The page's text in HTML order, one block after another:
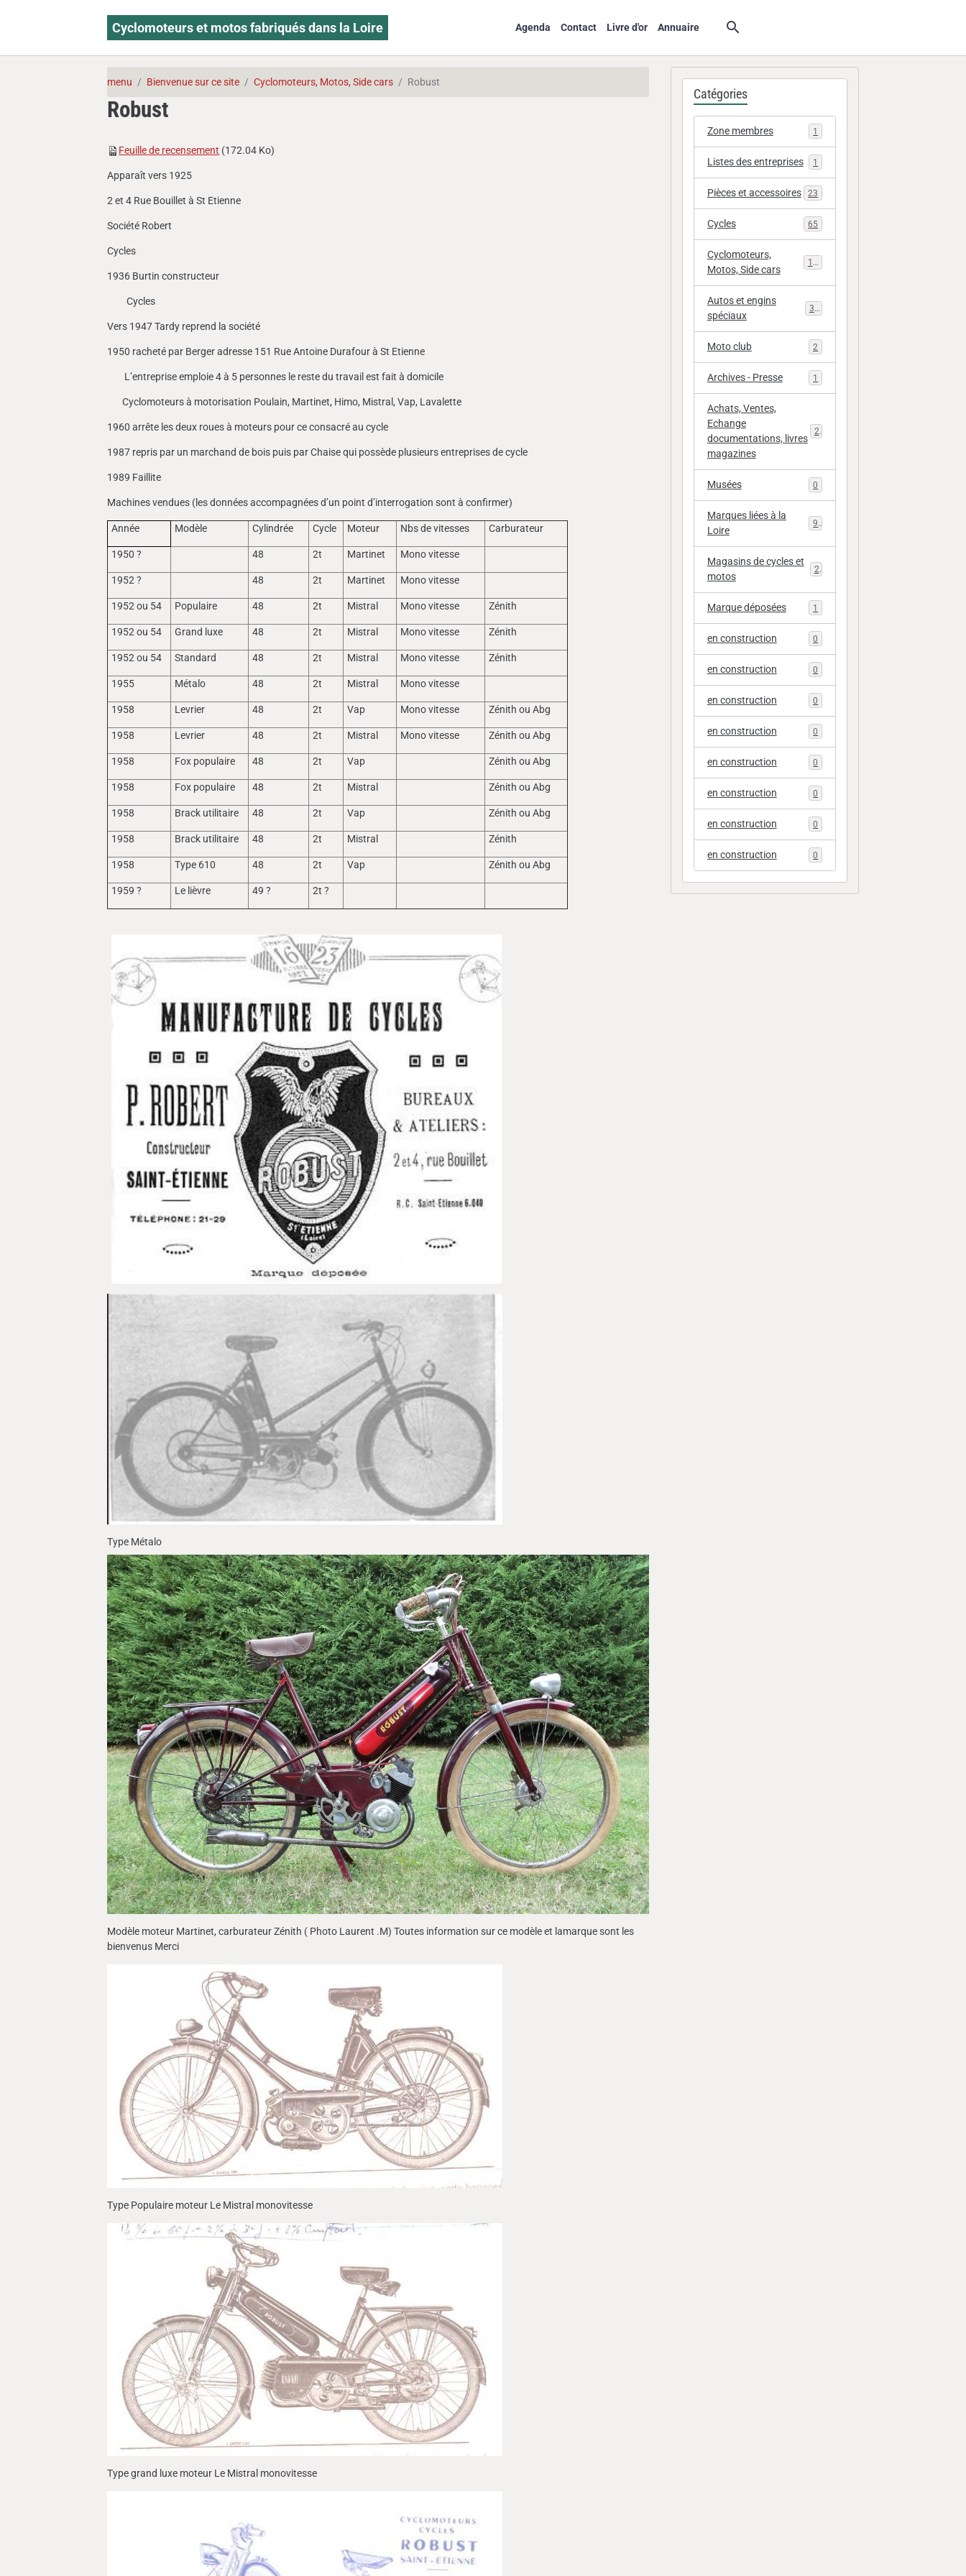
Cyclomoteurs et motos fabriqués dans la Loire Agenda Contact Livre d'or Annuaire
menu Bienvenue sur ce site Cyclomoteurs, Motos, Side cars Robust
Robust
Feuille de recensement (172.04 Ko)
Apparaît vers 1925
2 et 4 Rue Bouillet à St Etienne
Société Robert
Cycles
1936 Burtin constructeur
Cycles
Vers 1947 Tardy reprend la société
1950 racheté par Berger adresse 151 Rue Antoine Durafour à St Etienne
L’entreprise emploie 4 à 5 personnes le reste du travail est fait à domicile
Cyclomoteurs à motorisation Poulain, Martinet, Himo, Mistral, Vap, Lavalette
1960 arrête les deux roues à moteurs pour ce consacré au cycle
1987 repris par un marchand de bois puis par Chaise qui possède plusieurs entreprises de cycle
1989 Faillite
Machines vendues (les données accompagnées d’un point d’interrogation sont à confirmer)
Année Modèle Cylindrée Cycle Moteur Nbs de vitesses Carburateur
1950 ? 48 2t Martinet Mono vitesse
1952 ? 48 2t Martinet Mono vitesse
1952 ou 54 Populaire 48 2t Mistral Mono vitesse Zénith
1952 ou 54 Grand luxe 48 2t Mistral Mono vitesse Zénith
1952 ou 54 Standard 48 2t Mistral Mono vitesse Zénith
1955 Métalo 48 2t Mistral Mono vitesse
1958 Levrier 48 2t Vap Mono vitesse Zénith ou Abg
1958 Levrier 48 2t Mistral Mono vitesse Zénith ou Abg
1958 Fox populaire 48 2t Vap Zénith ou Abg
1958 Fox populaire 48 2t Mistral Zénith ou Abg
1958 Brack utilitaire 48 2t Vap Zénith ou Abg
1958 Brack utilitaire 48 2t Mistral Zénith
1958 Type 610 48 2t Vap Zénith ou Abg
1959 ? Le lièvre 49 ? 2t ?
Type Métalo
Modèle moteur Martinet, carburateur Zénith ( Photo Laurent .M) Toutes information sur ce modèle et lamarque sont les
bienvenus Merci
Type Populaire moteur Le Mistral monovitesse
Type grand luxe moteur Le Mistral monovitesse
Catégories
Zone membres 1
Listes des entreprises 1
Pièces et accessoires 23
Cycles 65
Cyclomoteurs,
Motos, Side cars
112
Autos et engins
spéciaux
33
Moto club 2
Archives - Presse 1
Achats, Ventes,
Echange
documentations, livres
magazines
20
Musées 0
Marques liées à la
Loire
9
Magasins de cycles et
motos
2
Marque déposées 1
en construction 0
en construction 0
en construction 0
en construction 0
en construction 0
en construction 0
en construction 0
en construction 0